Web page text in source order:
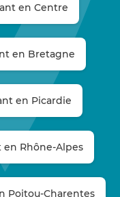
en Centre
en Bretagne
en Picardie
Rhône-Alpes
Poitou-Charentes